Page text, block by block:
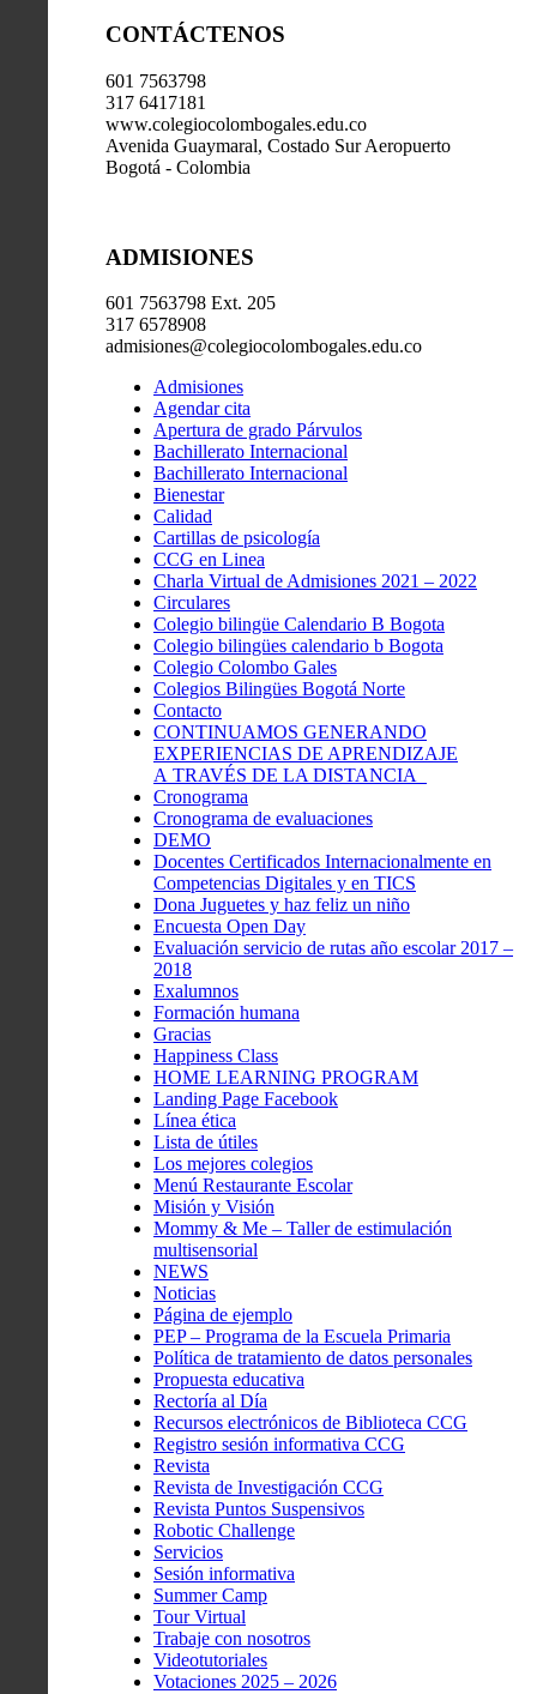
CONTÁCTENOS
601 7563798
317 6417181
www.colegiocolombogales.edu.co
Avenida Guaymaral, Costado Sur Aeropuerto
Bogotá - Colombia
ADMISIONES
601 7563798 Ext. 205
317 6578908
admisiones@colegiocolombogales.edu.co
Admisiones
Agendar cita
Apertura de grado Párvulos
Bachillerato Internacional
Bachillerato Internacional
Bienestar
Calidad
Cartillas de psicología
CCG en Linea
Charla Virtual de Admisiones 2021 – 2022
Circulares
Colegio bilingüe Calendario B Bogota
Colegio bilingües calendario b Bogota
Colegio Colombo Gales
Colegios Bilingües Bogotá Norte
Contacto
CONTINUAMOS GENERANDO
EXPERIENCIAS DE APRENDIZAJE
A TRAVÉS DE LA DISTANCIA
Cronograma
Cronograma de evaluaciones
DEMO
Docentes Certificados Internacionalmente en
Competencias Digitales y en TICS
Dona Juguetes y haz feliz un niño
Encuesta Open Day
Evaluación servicio de rutas año escolar 2017 –
2018
Exalumnos
Formación humana
Gracias
Happiness Class
HOME LEARNING PROGRAM
Landing Page Facebook
Línea ética
Lista de útiles
Los mejores colegios
Menú Restaurante Escolar
Misión y Visión
Mommy & Me – Taller de estimulación
multisensorial
NEWS
Noticias
Página de ejemplo
PEP – Programa de la Escuela Primaria
Política de tratamiento de datos personales
Propuesta educativa
Rectoría al Día
Recursos electrónicos de Biblioteca CCG
Registro sesión informativa CCG
Revista
Revista de Investigación CCG
Revista Puntos Suspensivos
Robotic Challenge
Servicios
Sesión informativa
Summer Camp
Tour Virtual
Trabaje con nosotros
Videotutoriales
Votaciones 2025 – 2026